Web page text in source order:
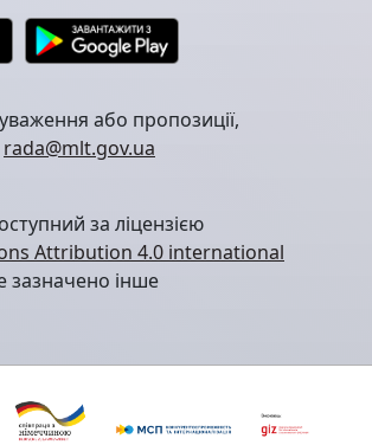
або пропозиції,
rada@mlt.gov.ua
за ліцензією
Attribution 4.0 international
зазначено інше